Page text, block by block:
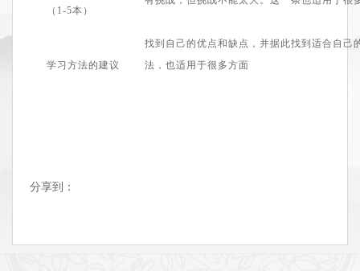
（1 -5本）
学习方法的建议
找到自己的优点和缺点，并据此找到适合自己
法，也适用于很多方面
分享到：